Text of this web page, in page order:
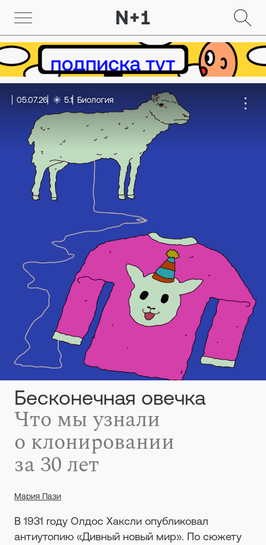
05.07.26 5.1 Биология
Бесконечная овечка
Что мы узнали
о клонировании
за 30 лет
Мария Пази
В 1931 году Олдос Хаксли опубликовал
антиутопию «Дивный новый мир». По сюжету